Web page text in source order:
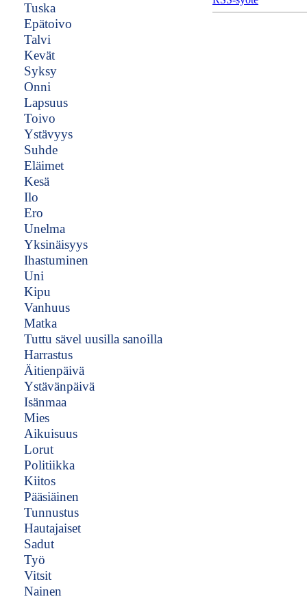
Tuska
Epätoivo
Talvi
Kevät
Syksy
Onni
Lapsuus
Toivo
Ystävyys
Suhde
Eläimet
Kesä
Ilo
Ero
Unelma
Yksinäisyys
Ihastuminen
Uni
Kipu
Vanhuus
Matka
Tuttu sävel uusilla sanoilla
Harrastus
Äitienpäivä
Ystävänpäivä
Isänmaa
Mies
Aikuisuus
Lorut
Politiikka
Kiitos
Pääsiäinen
Tunnustus
Hautajaiset
Sadut
Työ
Vitsit
Nainen